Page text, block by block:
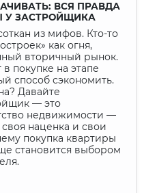
ВСЯ ПРАВДА
У ЗАСТРОЙЩИКА
из мифов. Кто-то
как огня,
вторичный рынок.
покупке на этапе
способ сэкономить.
Давайте
— это
недвижимости —
наценка и свои
покупка квартиры
становится выбором